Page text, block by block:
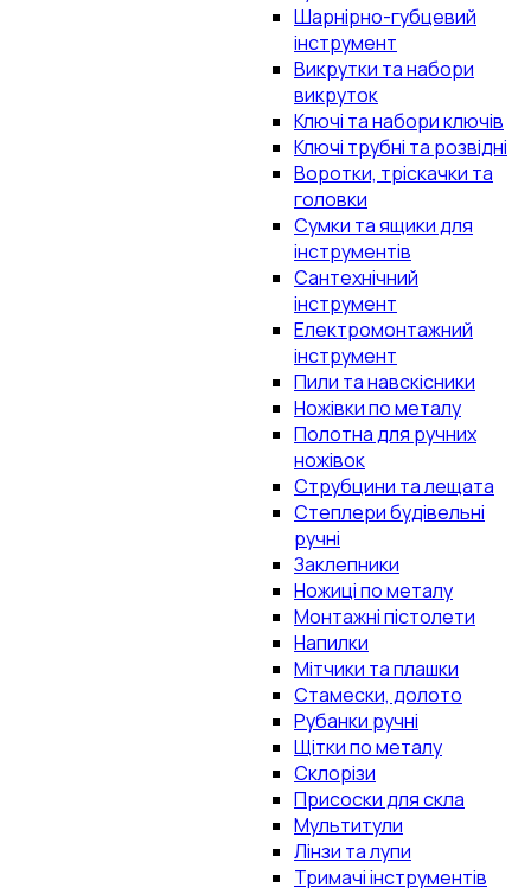
Шарнірно-губцевий
інструмент
Викрутки та набори
викруток
Ключі та набори ключів
Ключі трубні та розвідні
Воротки, тріскачки та
головки
Сумки та ящики для
інструментів
Сантехнічний
інструмент
Електромонтажний
інструмент
Пили та навскісники
Ножівки по металу
Полотна для ручних
ножівок
Струбцини та лещата
Степлери будівельні
ручні
Заклепники
Ножиці по металу
Монтажні пістолети
Напилки
Мітчики та плашки
Стамески, долото
Рубанки ручні
Щітки по металу
Склорізи
Присоски для скла
Мультитули
Лінзи та лупи
Тримачі інструментів